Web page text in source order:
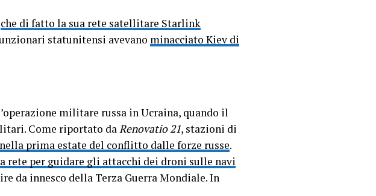
che di fatto la sua rete satellitare Starlink
statunitensi avevano minacciato Kiev di
militare russa in Ucraina, quando il
Come riportato daRenovatio 21, stazioni di
prima estate del conflitto dalle forze russe.
per guidare gli attacchi dei droni sulle navi
da innesco della Terza Guerra Mondiale. In